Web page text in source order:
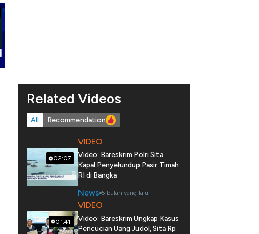
Related Videos
All Recommendation
02:07
VIDEO
Video: Bareskrim Polri Sita
Kapal Penyelundup Pasir Timah
RI di Bangka
News 5 bulan yang lalu
01:41
VIDEO
Video: Bareskrim Ungkap Kasus
Pencucian Uang Judol, Sita Rp